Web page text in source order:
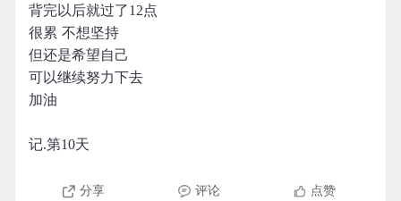
背完以后就过了12点
很累 不想坚持
但还是希望自己
可以继续努力下去
加油
记.第10天
分享 评论 点赞